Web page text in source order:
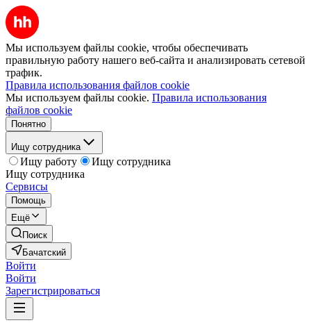
Мы используем файлы cookie, чтобы обеспечивать
правильную работу нашего веб-сайта и анализировать сетевой
трафик.
Правила использования файлов cookie
Мы используем файлы cookie. Правила использования
файлов cookie
Понятно
Ищу сотрудника
Ищу работу
Ищу сотрудника
Ищу сотрудника
Сервисы
Помощь
Ещё
Поиск
Бачатский
Войти
Войти
Зарегистрироваться